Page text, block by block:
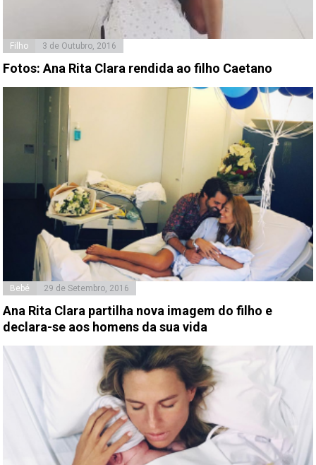
Filho 3 de Outubro, 2016
Fotos: Ana Rita Clara rendida ao filho Caetano
Bebé 29 de Setembro, 2016
Ana Rita Clara partilha nova imagem do filho e
declara-se aos homens da sua vida